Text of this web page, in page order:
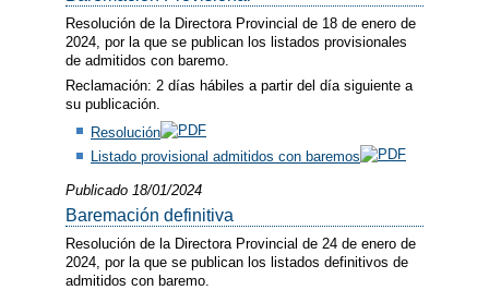
Resolución de la Directora Provincial de 18 de enero de
2024, por la que se publican los listados provisionales
de admitidos con baremo.
Reclamación: 2 días hábiles a partir del día siguiente a
su publicación.
Resolución
Listado provisional admitidos con baremos
Publicado 18/01/2024
Baremación definitiva
Resolución de la Directora Provincial de 24 de enero de
2024, por la que se publican los listados definitivos de
admitidos con baremo.